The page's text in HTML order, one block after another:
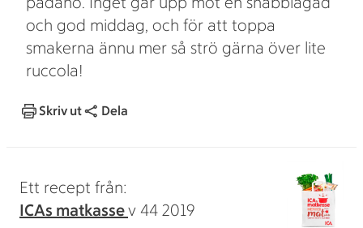
och god middag, och för att toppa
smakerna ännu mer så strö gärna över lite
ruccola!
Skriv ut Dela
Ett recept från:
ICAs matkassev 44 2019